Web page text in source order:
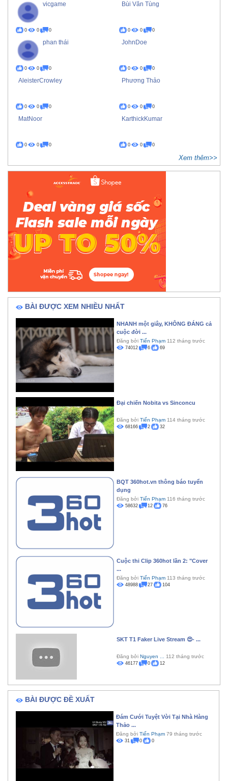
vicgame
0 0 0
Bùi Văn Tùng
0 0 0
phan thái
0 0 0
JohnDoe
0 0 0
AleisterCrowley
0 0 0
Phương Thảo
0 0 0
MatNoor
0 0 0
KarthickKumar
0 0 0
Xem thêm>>
BÀI ĐƯỢC XEM NHIỀU NHẤT
NHANH một giây, KHÔNG ĐÁNG cả
cuộc đời ...
Đăng bởi Tiến Phạm 112 tháng trước
74012 6 69
Đại chiến Nobita vs Sinconcu
Đăng bởi Tiến Phạm 114 tháng trước
68166 2 32
BQT 360hot.vn thông báo tuyển
dụng
Đăng bởi Tiến Phạm 116 tháng trước
58632 12 76
Cuộc thi Clip 360hot lần 2: "Cover
...
Đăng bởi Tiến Phạm 113 tháng trước
48988 27 104
SKT T1 Faker Live Stream 😍- ...
Đăng bởi Nguyen ... 112 tháng trước
46177 0 12
BÀI ĐƯỢC ĐỀ XUẤT
Đám Cưới Tuyệt Vời Tại Nhà Hàng
Thảo ...
Đăng bởi Tiến Phạm 79 tháng trước
31 0 0